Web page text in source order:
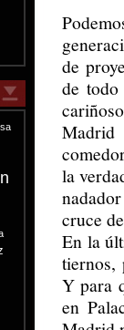
de
de
Madrid
la
cruce
En la
tiernos,
Y para
en